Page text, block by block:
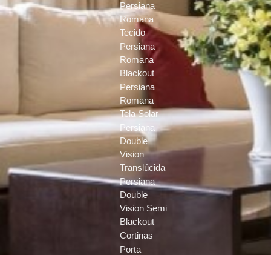
Persiana
Romana
Tecido
Persiana
Romana
Blackout
Persiana
Romana
Tela Solar
Persiana
Double
Vision
Translúcida
Persiana
Double
Vision Semi
Blackout
Cortinas
Porta